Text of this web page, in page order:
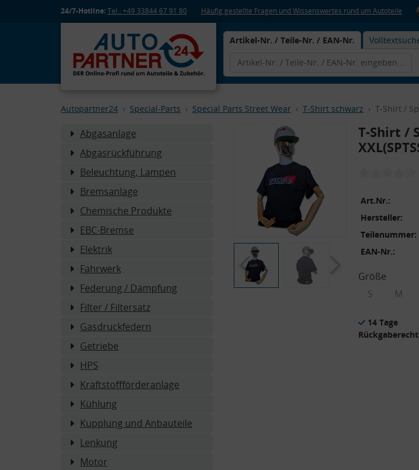
24/7-Hotline:Tel.: +49 33844 67 91 80 Häufig gestellte Fragen und Wissenswertes rund um Autoteile
Artikel-Nr. / Teile-Nr. / EAN-Nr.
Autopartner24 Special-Parts Special Parts Street Wear T-Shirt schwarz T-Shirt /
Abgasanlage
Abgasrückführung
Beleuchtung, Lampen
Bremsanlage
Chemische Produkte
EBC-Bremse
Elektrik
Fahrwerk
Federung / Dämpfung
Filter / Filtersatz
Gasdruckfedern
Getriebe
HPS
Kraftstoffförderanlage
Kühlung
Kupplung und Anbauteile
Lenkung
Motor
T-Shirt /
XXL
Art.Nr.:
Hersteller:
Teilenummer:
EAN-Nr.:
Größe
S
M
14 Tage
Rückgaberecht